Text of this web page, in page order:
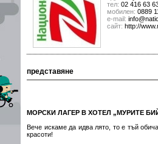
тел: 02 416 63
мобилен: 0889
е-mail:
сайт: http://
представяне
МОРСКИ ЛАГЕР В ХОТЕЛ „МУРИТЕ
Вече искаме да идва лято, то е тъй
красоти!